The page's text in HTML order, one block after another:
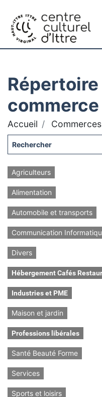
commerce
Accueil Commerces
Agriculteurs
Alimentation
Automobile et transports
Communication
Divers
Hébergement Cafés
Industries et PME
Maison et jardin
Professions libérales
Santé Beauté Forme
Services
Sports et loisirs